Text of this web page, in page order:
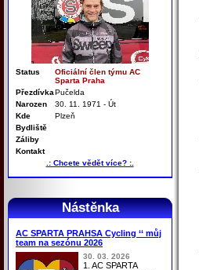
Status
Oficiální člen týmu AC
Sparta Praha
PřezdívkaPučelda
Narozen
30. 11. 1971 - Út
Kde
Plzeň
Bydliště
Záliby
Kontakt
.: Chcete vědět více? :.
Nástěnka
AC SPARTA PRAHSA Cycling ‘‘ můj
team na sezónu 2026
30. 03. 2026
1. AC SPARTA